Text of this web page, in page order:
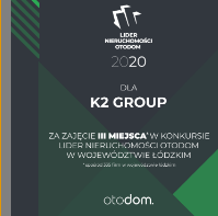
PODŁOGA KUCHNI
WYPOSAŻENIE KUCHNI